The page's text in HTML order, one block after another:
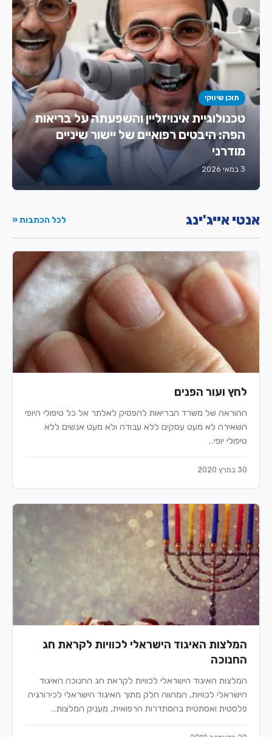
תוכן שיווקי
טכנולוגיית אינויזליין והשפעתה על בריאות
הפה: היבטים רפואיים של יישור שיניים
מודרני
3 במאי 2026
אנטי אייג'ינג לכל הכתבות «
לחץ ועור הפנים
ההוראה של משרד הבריאות להפסיק לאלתר אל כל טיפולי היופי
השאירה לא מעט עסקים ללא עבודה ולא מעט אנשים ללא
טיפולי יופי…
30 במרץ 2020
המלצות האיגוד הישראלי לכוויות לקראת חג
החנוכה
המלצות האיגוד הישראלי לכוויות לקראת חג החנוכה האיגוד
הישראלי לכוויות, המהווה חלק מתוך האיגוד הישראלי לכירורגיה
פלסטית ואסתטית בהסתדרות הרפואית, מעניק המלצות…